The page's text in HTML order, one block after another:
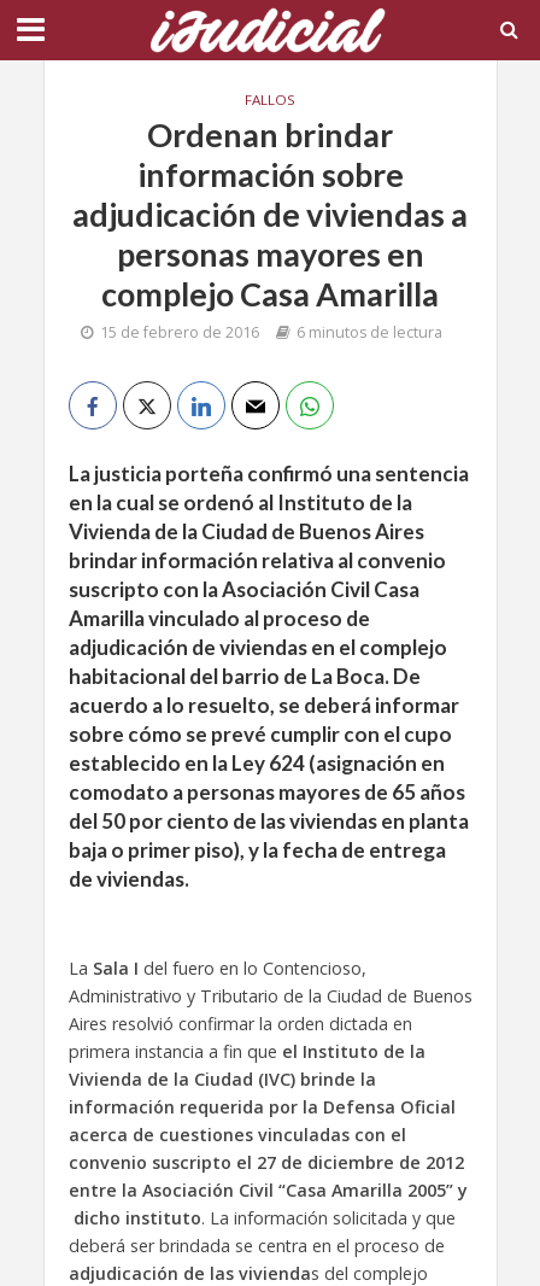
FALLOS
Ordenan brindar
información sobre
adjudicación de viviendas a
personas mayores en
complejo Casa Amarilla
15 de febrero de 2016 6 minutos de lectura
La justicia porteña confirmó una sentencia
en la cual se ordenó al Instituto de la
Vivienda de la Ciudad de Buenos Aires
brindar información relativa al convenio
suscripto con la Asociación Civil Casa
Amarilla vinculado al proceso de
adjudicación de viviendas en el complejo
habitacional del barrio de La Boca. De
acuerdo a lo resuelto, se deberá informar
sobre cómo se prevé cumplir con el cupo
establecido en la Ley 624 (asignación en
comodato a personas mayores de 65 años
del 50 por ciento de las viviendas en planta
baja o primer piso), y la fecha de entrega
de viviendas.
La Sala I del fuero en lo Contencioso,
Administrativo y Tributario de la Ciudad de Buenos
Aires resolvió confirmar la orden dictada en
primera instancia a fin que el Instituto de la
Vivienda de la Ciudad (IVC) brinde la
información requerida por la Defensa Oficial
acerca de cuestiones vinculadas con el
convenio suscripto el 27 de diciembre de 2012
entre la Asociación Civil “Casa Amarilla 2005” y
dicho instituto. La información solicitada y que
deberá ser brindada se centra en el proceso de
adjudicación de las viviendas del complejo